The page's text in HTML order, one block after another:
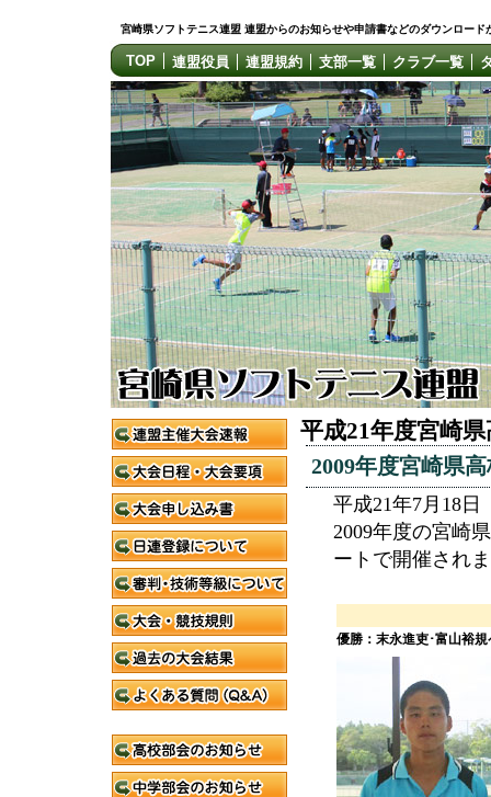
宮崎県ソフトテニス連盟 連盟からのお知らせや申請書などのダウンロー
TOP 連盟役員 連盟規約 支部一覧 クラブ一覧
平成21年度宮崎
2009年度宮崎県
平成21年7月18
2009年度の宮崎
ートで開催され
優勝：末永進吏･富山裕